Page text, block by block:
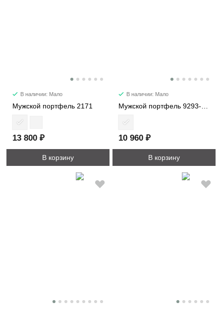
В наличии: Мало
Мужской портфель 2171
13 800 ₽
В корзину
В наличии: Мало
Мужской портфель 9293-1M
10 960 ₽
В корзину